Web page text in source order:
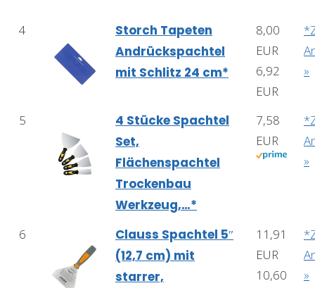
4
Storch Tapeten
Andrückspachtel
mit Schlitz 24 cm*
8,00
EUR
6,92
EUR
»
5
4 Stücke Spachtel
Set,
Flächenspachtel
Trockenbau
Werkzeug,…*
7,58
EUR
»
6
Clauss Spachtel 5″
(12,7 cm) mit
starrer,
11,91
EUR
10,60
»